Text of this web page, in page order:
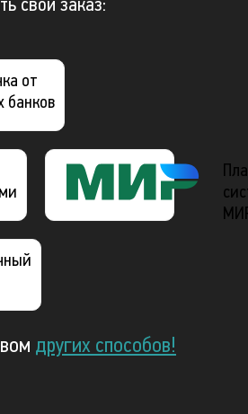
от
банков
других способов!